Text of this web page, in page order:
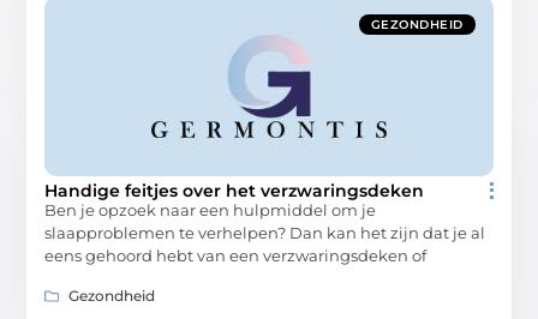
GEZONDHEID
Handige feitjes over het verzwaringsdeken
Ben je opzoek naar een hulpmiddel om je
slaapproblemen te verhelpen? Dan kan het zijn dat je al
eens gehoord hebt van een verzwaringsdeken of
Gezondheid